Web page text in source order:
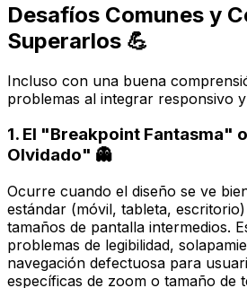
Desafíos Comunes y
Superarlos 💪
Incluso con una buena
problemas al integrar responsivo y
1. El "Breakpoint Fantasma"
Olvidado" 👻
Ocurre cuando el diseño se ve
estándar (móvil, tableta,
tamaños de pantalla intermedios.
problemas de legibilidad,
navegación defectuosa para
específicas de zoom o tamaño de